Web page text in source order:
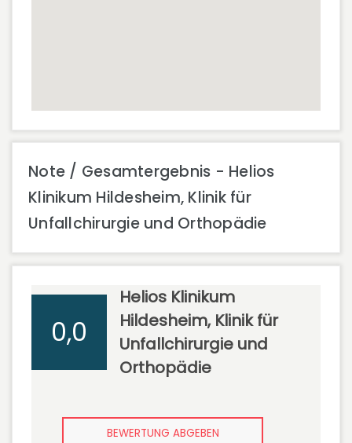
Note / Gesamtergebnis - Helios
Klinikum Hildesheim, Klinik für
Unfallchirurgie und Orthopädie
0,0
Helios Klinikum
Hildesheim, Klinik für
Unfallchirurgie und
Orthopädie
BEWERTUNG ABGEBEN